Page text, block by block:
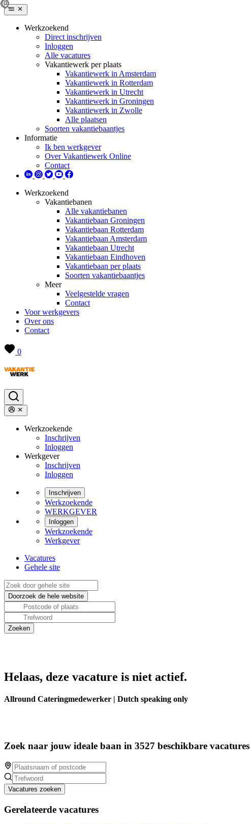
Werkzoekend
Direct inschrijven
Inloggen
Alle vacatures
Vakantiewerk per plaats
Vakantiewerk in Amsterdam
Vakantiewerk in Rotterdam
Vakantiewerk in Utrecht
Vakantiewerk in Groningen
Vakantiewerk in Zwolle
Alle plaatsen
Soorten vakantiebaantjes
Informatie
Ik ben werkgever
Over Vakantiewerk Online
Contact
Werkzoekend
Vakantiebanen
Alle vakantiebanen
Vakantiebaan Groningen
Vakantiebaan Rotterdam
Vakantiebaan Amsterdam
Vakantiebaan Utrecht
Vakantiebaan Eindhoven
Vakantiebaan per plaats
Soorten vakantiebaantjes
Meer
Veelgestelde vragen
Contact
Voor werkgevers
Over ons
Contact
0
Werkzoekende
Inschrijven
Inloggen
Werkgever
Inschrijven
Inloggen
Inschrijven
Werkzoekende
WERKGEVER
Inloggen
Werkzoekende
Werkgever
Vacatures
Gehele site
Helaas, deze vacature is niet actief.
Allround Cateringmedewerker | Dutch speaking only
Zoek naar jouw ideale baan in 3527 beschikbare vacatures
Vacatures zoeken
Gerelateerde vacatures